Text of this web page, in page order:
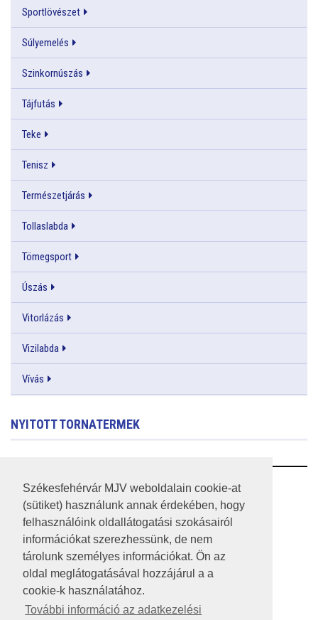
Székesfehérvár MJV weboldalain cookie-at
(sütiket) használunk annak érdekében, hogy
felhasználóink oldallátogatási szokásairól
információkat szerezhessünk, de nem
tárolunk személyes információkat. Ön az
oldal meglátogatásával hozzájárul a a
cookie-k használatához.
További információ az adatkezelési
Sportlövészet
Súlyemelés
Szinkornúszás
Tájfutás
Teke
Tenisz
Természetjárás
Tollaslabda
Tömegsport
Úszás
Vitorlázás
Vizilabda
Vívás
NYITOTT TORNATERMEK
RSS
A HONLAP 2017.03.31-I ÁLLAPOTA
JOGI NYILATKOZAT
IMPRESSZUM